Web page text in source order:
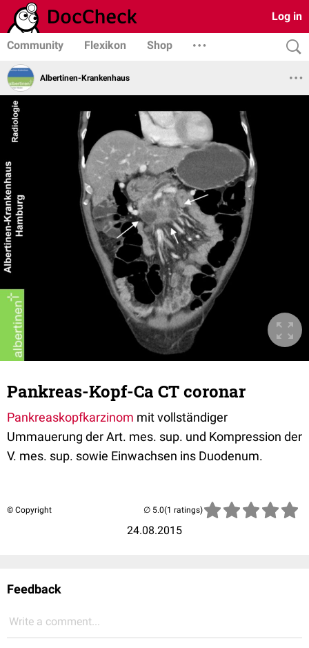
Log in
Community Flexikon Shop
Albertinen-Krankenhaus
Pankreas-Kopf-Ca CT coronar
Pankreaskopfkarzinom mit vollständiger
Ummauerung der Art. mes. sup. und Kompression der
V. mes. sup. sowie Einwachsen ins Duodenum.
© Copyright
24.08.2015
(1 ratings)
Feedback
Write a comment...